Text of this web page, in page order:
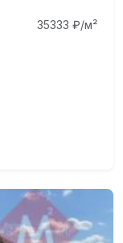
35333 ₽/м²